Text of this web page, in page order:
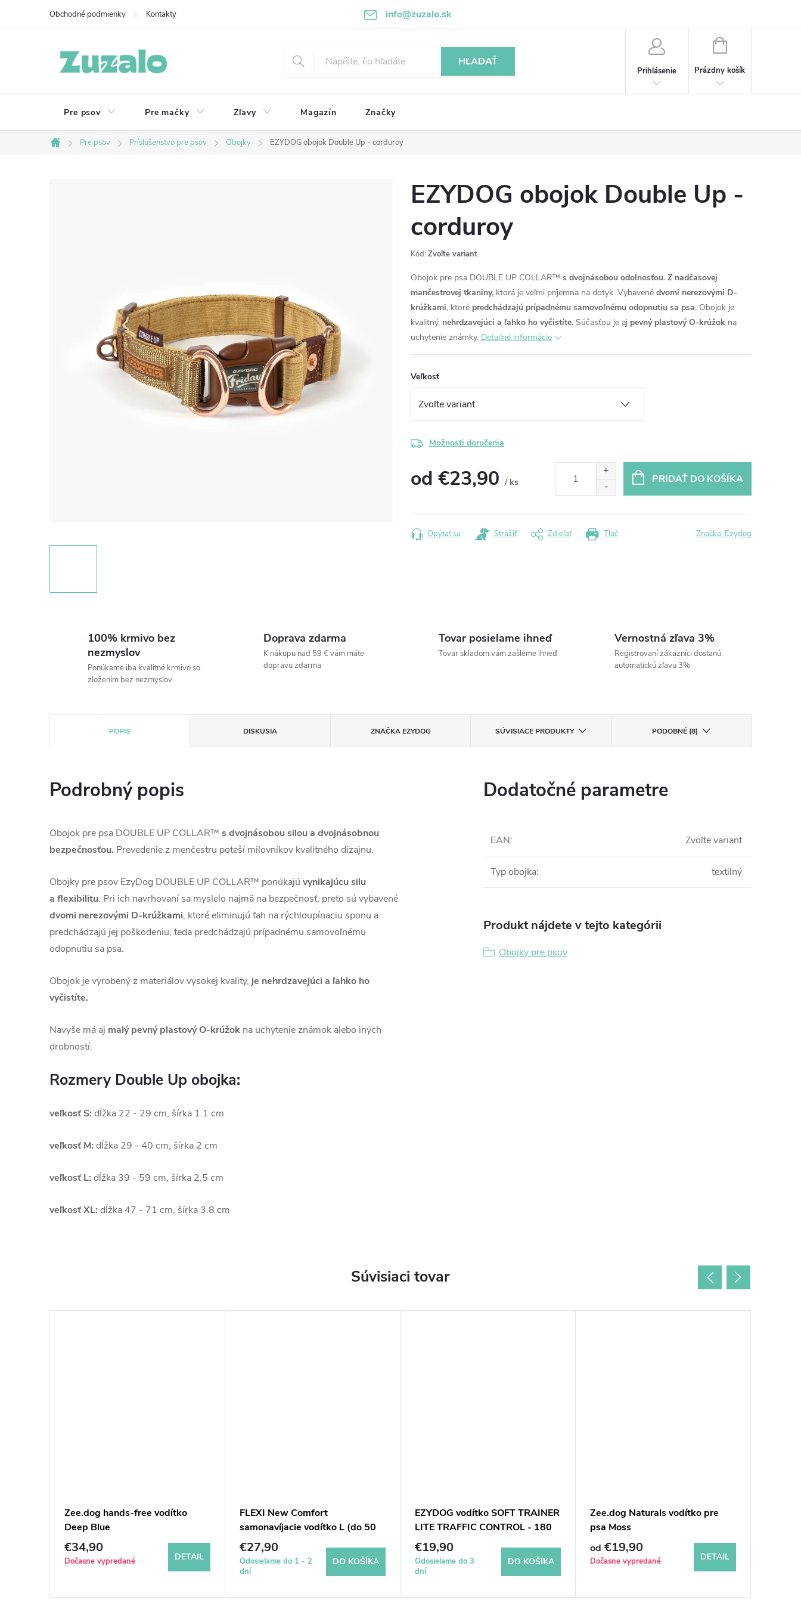
info@zuzalo.sk
Obchodné podmienky Kontakty
HĽADAŤ
Prihlásenie
NÁKUPNÝ
Prázdny košík
Pre psov Pre mačky Zľavy Magazín Značky
Domov
Pre psov Príslušenstvo pre psov Obojky EZYDOG obojok Double Up - corduroy
EZYDOG obojok Double Up -
corduroy
Kód: Zvoľte variant
Obojok pre psa DOUBLE UP COLLAR™ s dvojnásobou odolnosťou. Z nadčasovej
mančestrovej tkaniny, ktorá je veľmi príjemna na dotyk. Vybavené dvomi nerezovými D-
krúžkami, ktoré predchádzajú prípadnému samovoľnému odopnutiu sa psa. Obojok je
kvalitný, nehrdzavejúci a ľahko ho vyčistíte. Súčasťou je aj pevný plastový O-krúžok na
uchytenie známky. Detailné informácie
Veľkosť
Možnosti doručenia
od €23,90 / ks
PRIDAŤ DO KOŠÍKA
Tlač
Opýtať sa Strážiť Zdieľať Značka: Ezydog
100% krmivo bez
nezmyslov
Ponúkame iba kvalitné krmivo so
zložením bez nezmyslov
Doprava zdarma
K nákupu nad 59 € vám máte
dopravu zdarma
Tovar posielame ihneď
Tovar skladom vám zašleme ihneď
Vernostná zľava 3%
Registrovaní zákazníci dostanú
automatickú zľavu 3%
POPIS DISKUSIA ZNAČKAEZYDOG SÚVISIACE PRODUKTY PODOBNÉ (8)
Podrobný popis
Obojok pre psa DOUBLE UP COLLAR™ s dvojnásobou silou a dvojnásobnou
bezpečnosťou. Prevedenie z menčestru poteší milovníkov kvalitného dizajnu.
Obojky pre psov EzyDog DOUBLE UP COLLAR™ ponúkajú vynikajúcu silu
a flexibilitu. Pri ich navrhovaní sa myslelo najmä na bezpečnosť, preto sú vybavené
dvomi nerezovými D-krúžkami, ktoré eliminujú ťah na rýchloupínaciu sponu a
predchádzajú jej poškodeniu, teda predchádzajú prípadnému samovoľnému
odopnutiu sa psa.
Obojok je vyrobený z materiálov vysokej kvality, je nehrdzavejúci a ľahko ho
vyčistíte.
Navyše má aj malý pevný plastový O-krúžok na uchytenie známok alebo iných
drobností.
Rozmery Double Up obojka:
veľkosť S: dĺžka 22 - 29 cm, šírka 1.1 cm
veľkosť M: dĺžka 29 - 40 cm, šírka 2 cm
veľkosť L: dĺžka 39 - 59 cm, šírka 2.5 cm
veľkosť XL: dĺžka 47 - 71 cm, šírka 3.8 cm
Dodatočné parametre
EAN: Zvoľte variant
Typ obojka: textilný
Produkt nájdete v tejto kategórii
Obojky pre psov
Súvisiaci tovar
Zee.dog hands-free vodítko
Deep Blue
€34,90
Dočasne vypredané DETAIL
FLEXI New Comfort
samonavíjacie vodítko L (do 50
kg) - páska 8 m
€27,90
Odosielame do 1 - 2
dní
DO KOŠÍKA
EZYDOG vodítko SOFT TRAINER
LITE TRAFFIC CONTROL - 180
cm oranžové
€19,90
Odosielame do 3
dní
DO KOŠÍKA
Zee.dog Naturals vodítko pre
psa Moss
od €19,90
Dočasne vypredané DETAIL